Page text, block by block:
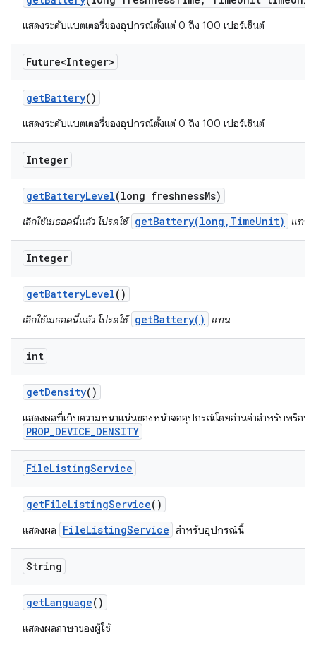
แสดงระดับแบตเตอรี่ของอุปกรณ์ตั้งแต่ 0 ถึง 100 เปอร์เซ็นต์
Future<Integer>
getBattery()
แสดงระดับแบตเตอรี่ของอุปกรณ์ตั้งแต่ 0 ถึง 100 เปอร์เซ็นต์
Integer
getBatteryLevel(long freshnessMs)
เลิกใช้เมธอดนี้แล้ว โปรดใช้ getBattery(long,TimeUnit) แทน
Integer
getBatteryLevel()
เลิกใช้เมธอดนี้แล้ว โปรดใช้ getBattery() แทน
int
getDensity()
แสดงผลที่เก็บความหนาแน่นของหน้าจออุปกรณ์โดยอ่านค่าสำหรับพร็อพ
PROP_DEVICE_DENSITY
FileListingService
getFileListingService()
แสดงผล FileListingService สำหรับอุปกรณ์นี้
String
getLanguage()
แสดงผลภาษาของผู้ใช้